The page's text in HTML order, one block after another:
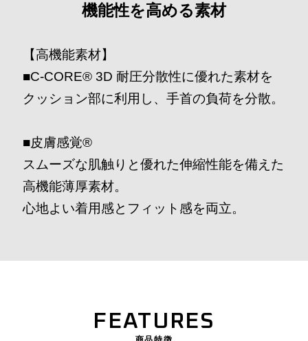
機能性を高める素材
【高機能素材】
■C-CORE®︎ 3D 耐圧分散性に優れた素材を
クッション部に利用し、手首の負荷を分散。
■皮膚感覚®︎
スムーズな肌触りと優れた伸縮性能を備えた
高機能薄厚素材。
心地よい着用感とフィット感を両立。
FEATURES